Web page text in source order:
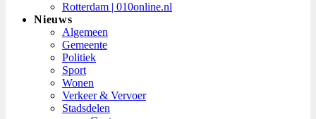
Rotterdam | 010online.nl
Nieuws
Algemeen
Gemeente
Politiek
Sport
Wonen
Verkeer & Vervoer
Stadsdelen